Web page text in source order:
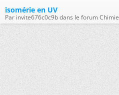
isomérie en UV
Par invite676c0c9b dans le forum Chimie